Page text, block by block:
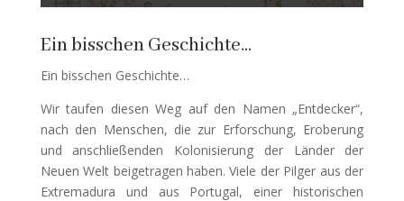
Ein bisschen Geschichte…
Ein bisschen Geschichte…
Wir taufen diesen Weg auf den Namen „Entdecker“,
nach den Menschen, die zur Erforschung, Eroberung
und anschließenden Kolonisierung der Länder der
Neuen Welt beigetragen haben. Viele der Pilger aus der
Extremadura und aus Portugal, einer historischen